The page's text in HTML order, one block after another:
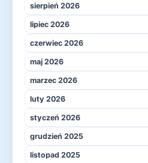
sierpień 2026
lipiec 2026
czerwiec 2026
maj 2026
marzec 2026
luty 2026
styczeń 2026
grudzień 2025
listopad 2025